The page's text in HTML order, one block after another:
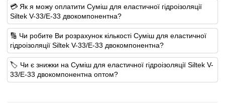
💳 Як я можу оплатити Суміш для еластичної гідроізоляції
Siltek V-33/E-33 двокомпонентна?
🔢 Чи робите Ви розрахунок кількості Суміш для еластичної
гідроізоляції Siltek V-33/E-33 двокомпонентна?
🏷️ Чи є знижки на Суміш для еластичної гідроізоляції Siltek V-
33/E-33 двокомпонентна оптом?